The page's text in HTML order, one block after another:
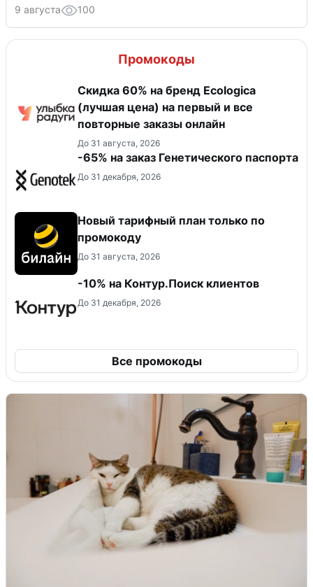
9 августа 100
Промокоды
Скидка 60% на бренд Ecologica
(лучшая цена) на первый и все
повторные заказы онлайн
До 31 августа, 2026
-65% на заказ Генетического паспорта
До 31 декабря, 2026
Новый тарифный план только по
промокоду
До 31 августа, 2026
-10% на Контур.Поиск клиентов
До 31 декабря, 2026
Все промокоды